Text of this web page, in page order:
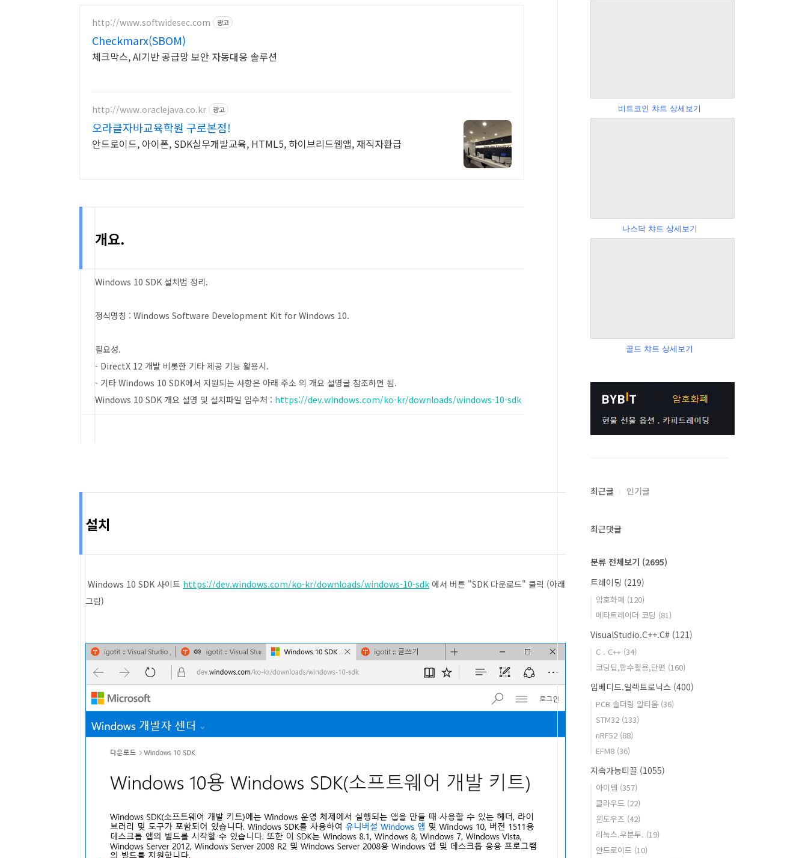
http://www.softwidesec.com 광고
Checkmarx(SBOM)
체크막스, AI기반 공급망 보안 자동대응 솔루션
http://www.oraclejava.co.kr 광고
오라클자바교육학원 구로본점!
안드로이드, 아이폰, SDK실무개발교육, HTML5, 하이브리드웹앱, 재직자환급
개요.
Windows 10 SDK 설치법 정리.
정식명칭 : Windows Software Development Kit for Windows 10.
필요성.
- DirectX 12 개발 비롯한 기타 제공 기능 활용시.
- 기타 Windows 10 SDK에서 지원되는 사항은 아래 주소 의 개요 설명글 참조하면 됨.
Windows 10 SDK 개요 설명 및 설치파일 입수처 : https://dev.windows.com/ko-kr/downloads/windows-10-sdk
설치
Windows 10 SDK 사이트 https://dev.windows.com/ko-kr/downloads/windows-10-sdk 에서 버튼 "SDK 다운로드" 클릭 (아래
그림)
비트코인 챠트 상세보기
나스닥 챠트 상세보기
골드 챠트 상세보기
최근글 인기글
최근댓글
분류 전체보기 (2695)
트레이딩 (219)
암호화폐 (120)
메타트레이더 코딩 (81)
VisualStudio.C++.C# (121)
C . C++ (34)
코딩팁,함수활용,단편 (160)
임베디드.일렉트로닉스 (400)
PCB 솔더링 알티움 (36)
STM32 (133)
nRF52 (88)
EFM8 (36)
지속가능티끌 (1055)
아이템 (357)
클라우드 (22)
윈도우즈 (42)
리눅스.우분투. (19)
안드로이드 (10)